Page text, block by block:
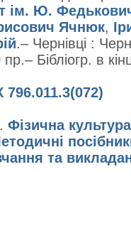
ім. Ю.
Ячнюк,
.– Чернівці :
пр.– Бібліогр. в
796.011.3(072)
Фізична
та